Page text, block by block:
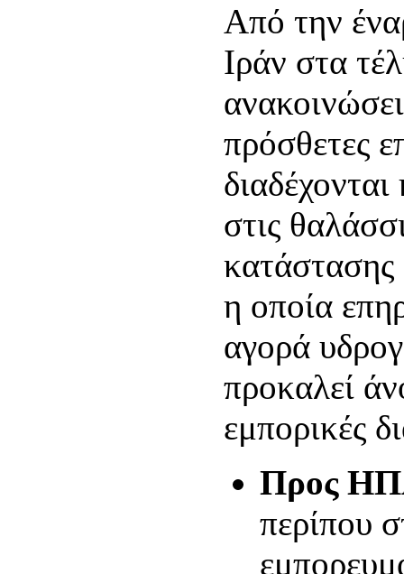
Από την
Ιράν στα
πρόσθετες
στις
η οποία
αγορά
προκαλεί
εμπορικές
Προς
περίπου